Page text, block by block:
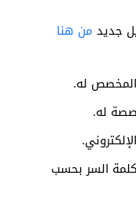
جديد من هنا
له.
له.
السر بحسب